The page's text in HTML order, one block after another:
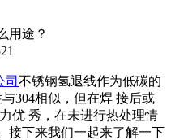
用途？
司 不锈钢氢退线作为低碳的
304相似，但在焊 接后或
优 秀，在未进行热处理情
接下来我们一起来了解一下